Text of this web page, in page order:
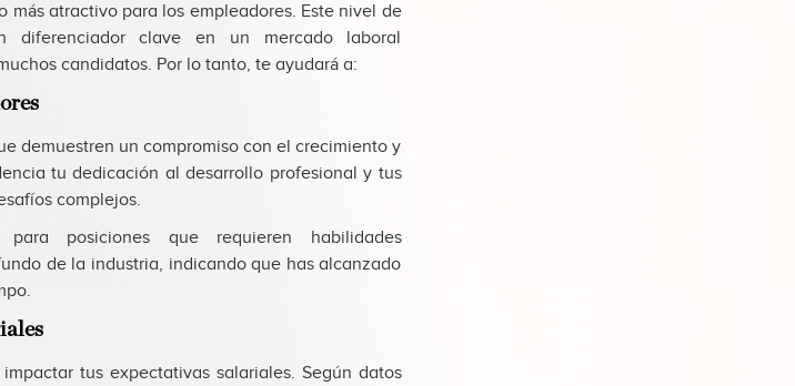
atractivo para los empleadores. Este nivel de
diferenciador clave en un mercado laboral
candidatos. Por lo tanto, te ayudará a:
demuestren un compromiso con el crecimiento y
tu dedicación al desarrollo profesional y tus
complejos.
posiciones que requieren habilidades
de la industria, indicando que has alcanzado
tus expectativas salariales. Según datos